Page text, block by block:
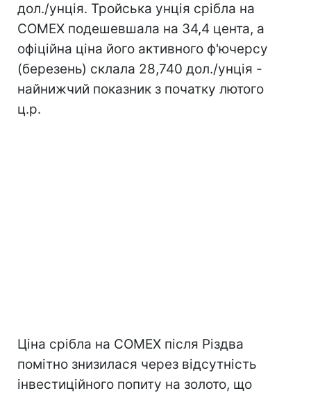
дол./унція. Тройська унція срібла на
COMEX подешевшала на 34,4 цента, а
офіційна ціна його активного ф'ючерсу
(березень) склала 28,740 дол./унція -
найнижчий показник з початку лютого
ц.р.
Ціна срібла на COMEX після Різдва
помітно знизилася через відсутність
інвестиційного попиту на золото, що